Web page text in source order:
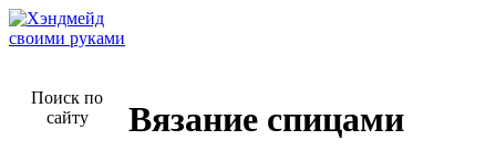
Поиск по
сайту
Вязание спицами